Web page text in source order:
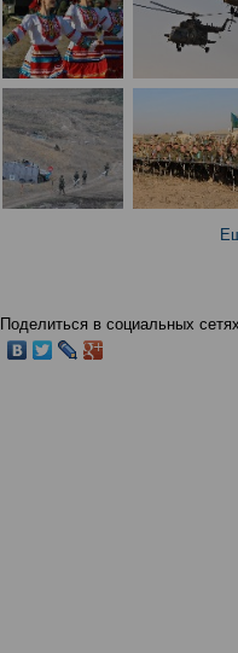
Поделиться в социальных